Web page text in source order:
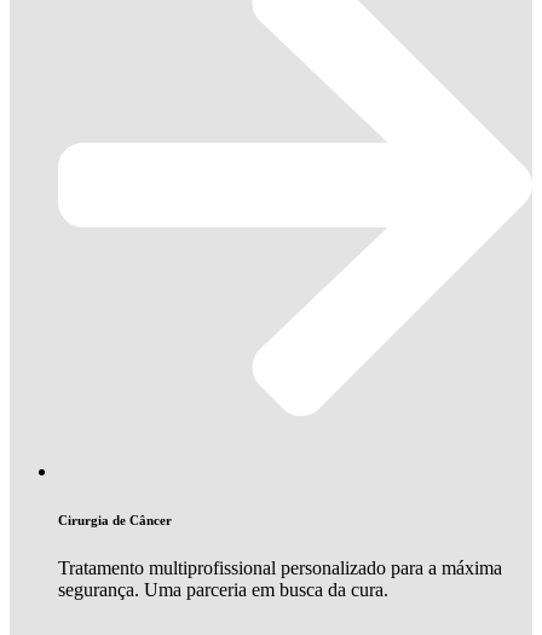
Cirurgia de Câncer
Tratamento multiprofissional personalizado para a máxima
segurança. Uma parceria em busca da cura.